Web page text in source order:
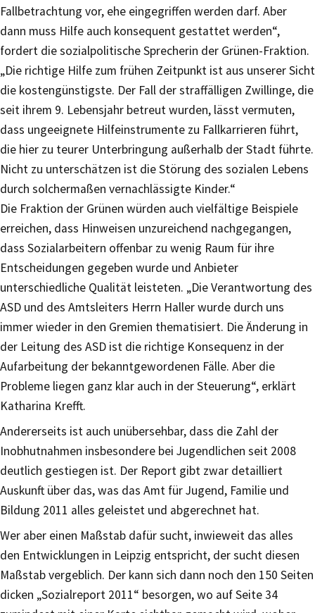
Fallbetrachtung vor, ehe eingegriffen werden darf. Aber
dann muss Hilfe auch konsequent gestattet werden“,
fordert die sozialpolitische Sprecherin der Grünen-Fraktion.
„Die richtige Hilfe zum frühen Zeitpunkt ist aus unserer Sicht
die kostengünstigste. Der Fall der straffälligen Zwillinge, die
seit ihrem 9. Lebensjahr betreut wurden, lässt vermuten,
dass ungeeignete Hilfeinstrumente zu Fallkarrieren führt,
die hier zu teurer Unterbringung außerhalb der Stadt führte.
Nicht zu unterschätzen ist die Störung des sozialen Lebens
durch solchermaßen vernachlässigte Kinder.“
Die Fraktion der Grünen würden auch vielfältige Beispiele
erreichen, dass Hinweisen unzureichend nachgegangen,
dass Sozialarbeitern offenbar zu wenig Raum für ihre
Entscheidungen gegeben wurde und Anbieter
unterschiedliche Qualität leisteten. „Die Verantwortung des
ASD und des Amtsleiters Herrn Haller wurde durch uns
immer wieder in den Gremien thematisiert. Die Änderung in
der Leitung des ASD ist die richtige Konsequenz in der
Aufarbeitung der bekanntgewordenen Fälle. Aber die
Probleme liegen ganz klar auch in der Steuerung“, erklärt
Katharina Krefft.
Andererseits ist auch unübersehbar, dass die Zahl der
Inobhutnahmen insbesondere bei Jugendlichen seit 2008
deutlich gestiegen ist. Der Report gibt zwar detailliert
Auskunft über das, was das Amt für Jugend, Familie und
Bildung 2011 alles geleistet und abgerechnet hat.
Wer aber einen Maßstab dafür sucht, inwieweit das alles
den Entwicklungen in Leipzig entspricht, der sucht diesen
Maßstab vergeblich. Der kann sich dann noch den 150 Seiten
dicken „Sozialreport 2011“ besorgen, wo auf Seite 34